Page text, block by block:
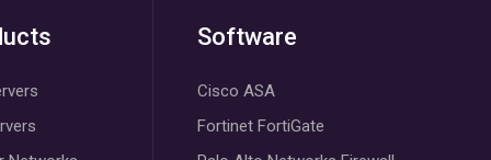
Software
Cisco ASA
Fortinet FortiGate